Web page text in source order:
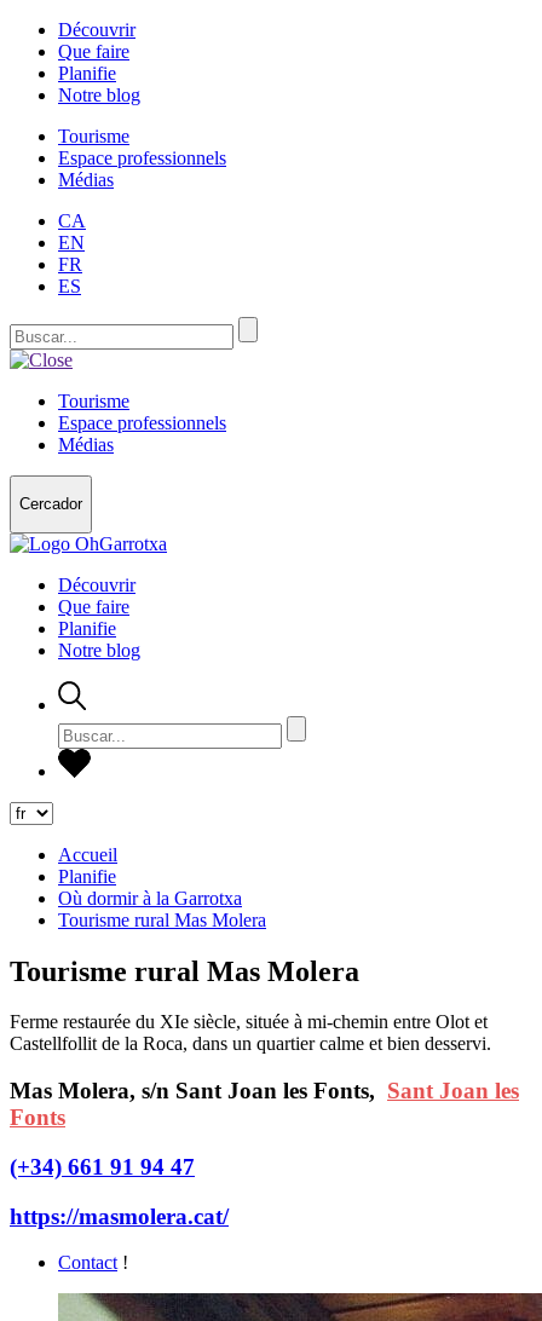
Découvrir
Que faire
Planifie
Notre blog
Tourisme
Espace professionnels
Médias
CA
EN
FR
ES
Tourisme
Espace professionnels
Médias
Cercador
Découvrir
Que faire
Planifie
Notre blog
Accueil
Planifie
Où dormir à la Garrotxa
Tourisme rural Mas Molera
Tourisme rural Mas Molera
Ferme restaurée du XIe siècle, située à mi-chemin entre Olot et
Castellfollit de la Roca, dans un quartier calme et bien desservi.
Mas Molera, s/n Sant Joan les Fonts, Sant Joan les
Fonts
(+34) 661 91 94 47
https://masmolera.cat/
Contact !